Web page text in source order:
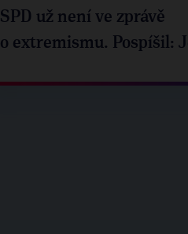
SPD už není ve zprávě
o extremismu. Pospíšil: